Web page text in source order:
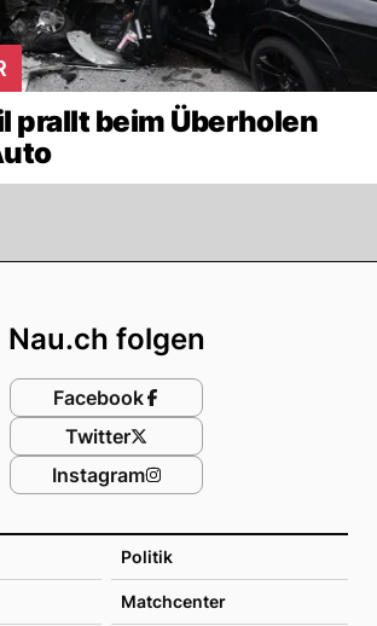
prallt beim Überholen
Politik
Matchcenter
Nau.ch folgen
Facebook
Twitter
Instagram